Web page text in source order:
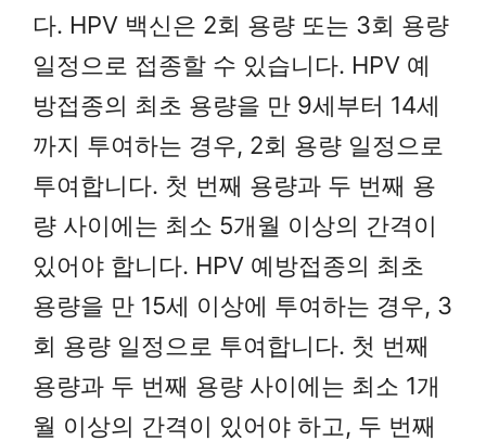
다. HPV 백신은 2회 용량 또는 3회 용량
일정으로 접종할 수 있습니다. HPV 예
방접종의 최초 용량을 만 9세부터 14세
까지 투여하는 경우, 2회 용량 일정으로
투여합니다. 첫 번째 용량과 두 번째 용
량 사이에는 최소 5개월 이상의 간격이
있어야 합니다. HPV 예방접종의 최초
용량을 만 15세 이상에 투여하는 경우, 3
회 용량 일정으로 투여합니다. 첫 번째
용량과 두 번째 용량 사이에는 최소 1개
월 이상의 간격이 있어야 하고, 두 번째